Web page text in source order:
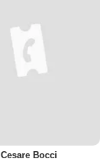
Cesare Bocci